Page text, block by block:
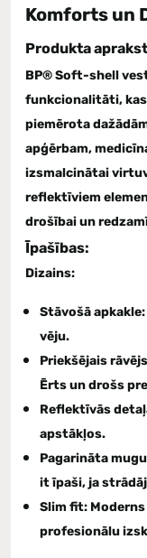
Komforts un
Produkta
BP® Soft-shell
funkcionalitāti, kas
piemērota
apģērbam,
izsmalcinātai
reflektīviem
drošībai un
Īpašības:
Dizains:
Stāvošā apkakle:
vēju.
Priekšējais
Ērts un drošs
Reflektīvās
apstākļos.
Pagarināta
it īpaši, ja
Slim fit:
profesionālu